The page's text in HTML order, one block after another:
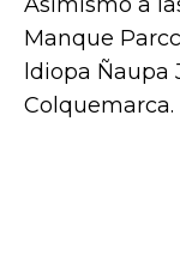
Manque
ldiopa Ñaupa
Colquemarca.